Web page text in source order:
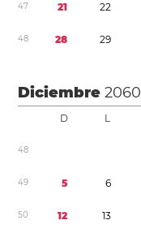
47 21 22
48 28 29
Diciembre2060
D L
48
49 5 6
50 12 13